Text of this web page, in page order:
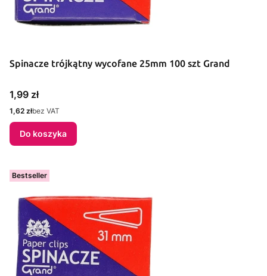
Spinacze trójkątny wycofane 25mm 100 szt Grand
Cena
1,99 zł
Cena
1,62 złbez VAT
Do koszyka
Bestseller